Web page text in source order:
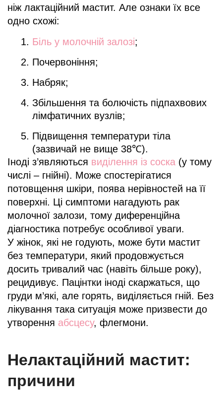
ніж лактаційний мастит. Але ознаки їх все
одно схожі:
Біль у молочній залозі;
Почервоніння;
Набряк;
Збільшення та болючість підпахвових
лімфатичних вузлів;
Підвищення температури тіла
(зазвичай не вище 38℃).
Іноді з’являються виділення із соска (у тому
числі – гнійні). Може спостерігатися
потовщення шкіри, поява нерівностей на її
поверхні. Ці симптоми нагадують рак
молочної залози, тому диференційна
діагностика потребує особливої уваги.
У жінок, які не годують, може бути мастит
без температури, який продовжується
досить тривалий час (навіть більше року),
рецидивує. Пацінтки іноді скаржаться, що
груди м’які, але горять, виділяється гній. Без
лікування така ситуація може призвести до
утворення абсцесу, флегмони.
Нелактаційний мастит:
причини